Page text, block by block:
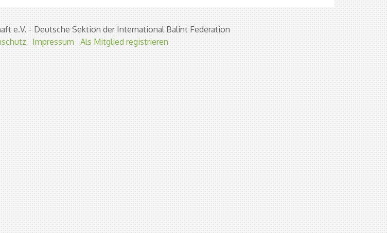
e.V. - Deutsche Sektion der International Balint Federation
Impressum Als Mitglied registrieren